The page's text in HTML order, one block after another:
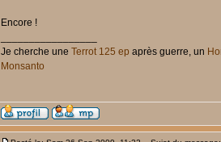
Encore !
Je cherche une Terrot 125 ep après guerre, un
Monsanto